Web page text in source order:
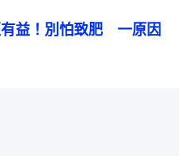
益！別怕致肥　一原因